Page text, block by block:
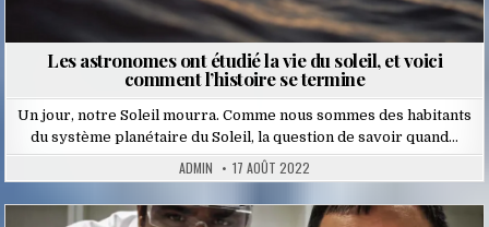
Les astronomes ont étudié la vie du soleil, et voici
comment l’histoire se termine
Un jour, notre Soleil mourra. Comme nous sommes des habitants
du système planétaire du Soleil, la question de savoir quand…
ADMIN 17 AOÛT 2022